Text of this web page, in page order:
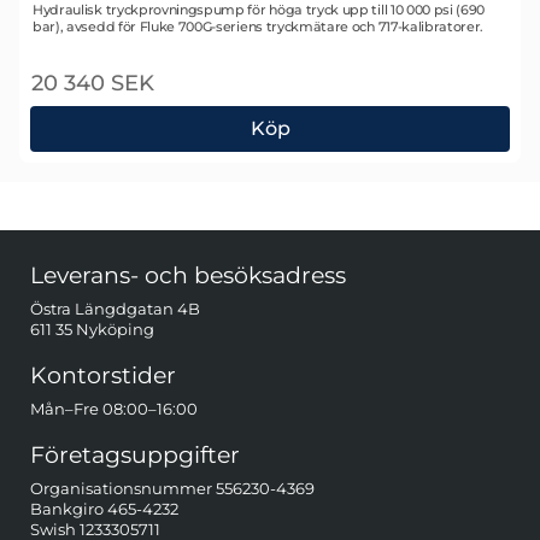
Art. nr 1493
Hydraulisk tryckprovningspump för höga tryck upp till 10 000 psi (690
bar), avsedd för Fluke 700G-seriens tryckmätare och 717-kalibratorer.
20 340 SEK
Köp
Fluke 700HTPK Hydraulisk provningspumpsats
Leverans- och besöksadress
Östra Längdgatan 4B
611 35 Nyköping
Kontorstider
Mån–Fre 08:00–16:00
Företagsuppgifter
Organisationsnummer 556230-4369
Bankgiro 465-4232
Swish 1233305711